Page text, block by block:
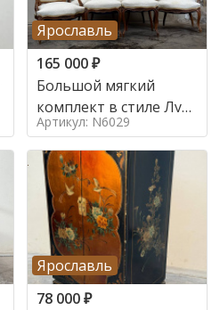
Ярославль
165 000₽
Большой мягкий
комплект в стиле Луи
в стиле
Артикул: N6029
Ярославль
78 000₽